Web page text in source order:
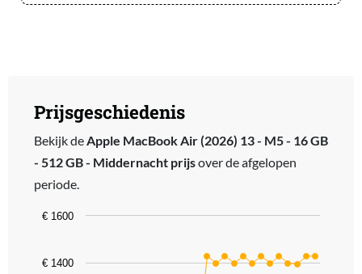
Prijsgeschiedenis
Bekijk deApple MacBook Air (2026) 13 - M5 - 16 GB
- 512 GB - Middernacht prijsover de afgelopen
periode.
Chart
The chart has 1 X axis displaying categories.
€ 1400
€ 1600